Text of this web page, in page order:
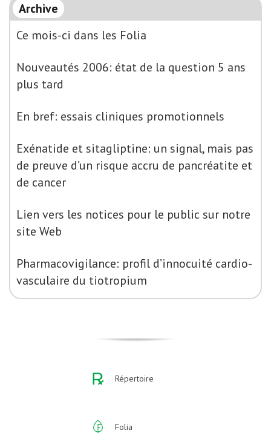
Archive
Ce mois-ci dans les Folia
Nouveautés 2006: état de la question 5 ans
plus tard
En bref: essais cliniques promotionnels
Exénatide et sitagliptine: un signal, mais pas
de preuve d’un risque accru de pancréatite et
de cancer
Lien vers les notices pour le public sur notre
site Web
Pharmacovigilance: profil d’innocuité cardio-
vasculaire du tiotropium
Répertoire
Folia